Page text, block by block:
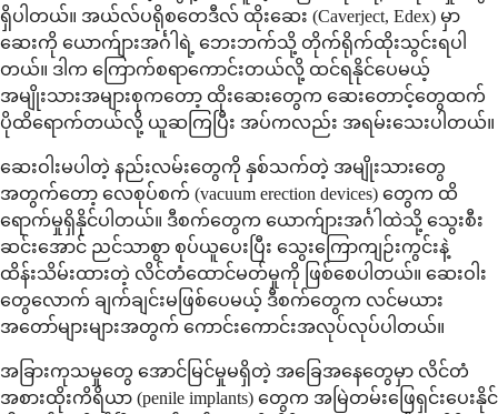
ရှိပါတယ်။ အယ်လ်ပရိုစတေဒီလ် ထိုးဆေး (Caverject, Edex) မှာ
ဆေးကို ယောက်ျားအင်္ဂါရဲ့ ဘေးဘက်သို့ တိုက်ရိုက်ထိုးသွင်းရပါ
တယ်။ ဒါက ကြောက်စရာကောင်းတယ်လို့ ထင်ရနိုင်ပေမယ့်
အမျိုးသားအများစုကတော့ ထိုးဆေးတွေက ဆေးတောင့်တွေထက်
ပိုထိရောက်တယ်လို့ ယူဆကြပြီး အပ်ကလည်း အရမ်းသေးပါတယ်။
ဆေးဝါးမပါတဲ့ နည်းလမ်းတွေကို နှစ်သက်တဲ့ အမျိုးသားတွေ
အတွက်တော့ လေစုပ်စက် (vacuum erection devices) တွေက ထိ
ရောက်မှုရှိနိုင်ပါတယ်။ ဒီစက်တွေက ယောက်ျားအင်္ဂါထဲသို့ သွေးစီး
ဆင်းအောင် ညင်သာစွာ စုပ်ယူပေးပြီး သွေးကြောကျဉ်းကွင်းနဲ့
ထိန်းသိမ်းထားတဲ့ လိင်တံထောင်မတ်မှုကို ဖြစ်စေပါတယ်။ ဆေးဝါး
တွေလောက် ချက်ချင်းမဖြစ်ပေမယ့် ဒီစက်တွေက လင်မယား
အတော်များများအတွက် ကောင်းကောင်းအလုပ်လုပ်ပါတယ်။
အခြားကုသမှုတွေ အောင်မြင်မှုမရှိတဲ့ အခြေအနေတွေမှာ လိင်တံ
အစားထိုးကိရိယာ (penile implants) တွေက အမြဲတမ်းဖြေရှင်းပေးနိုင်